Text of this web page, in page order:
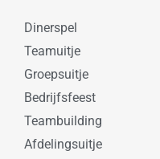
Dinerspel
Teamuitje
Groepsuitje
Bedrijfsfeest
Teambuilding
Afdelingsuitje